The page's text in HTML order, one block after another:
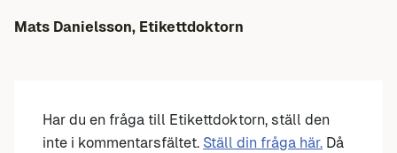
Mats Danielsson, Etikettdoktorn
Har du en fråga till Etikettdoktorn, ställ den
inte i kommentarsfältet. Ställ din fråga här. Då